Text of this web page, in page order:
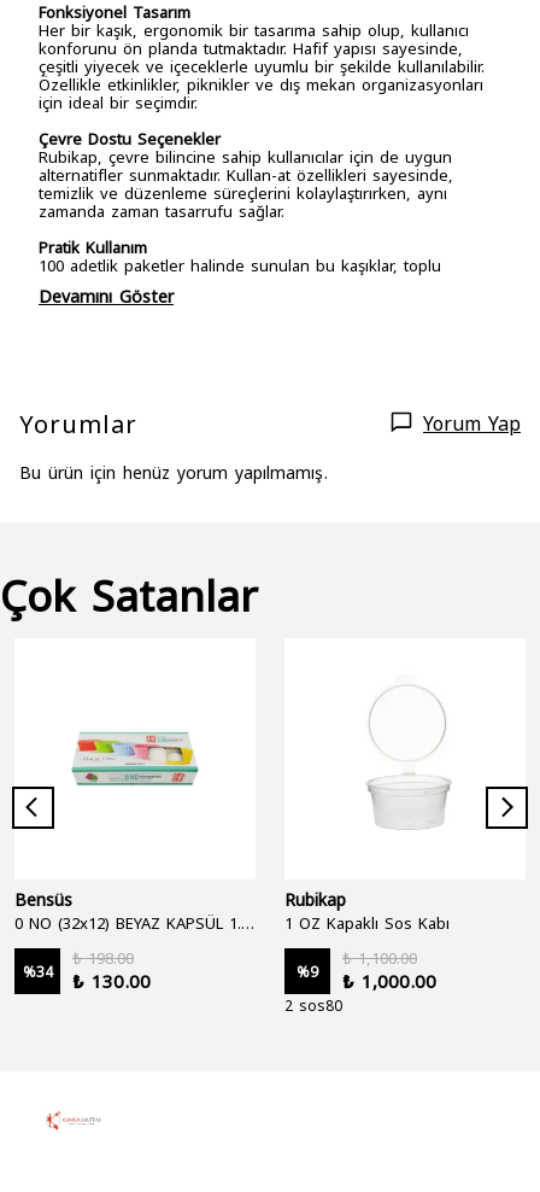
Fonksiyonel Tasarım
Her bir kaşık, ergonomik bir tasarıma sahip olup, kullanıcı
konforunu ön planda tutmaktadır. Hafif yapısı sayesinde,
çeşitli yiyecek ve içeceklerle uyumlu bir şekilde kullanılabilir.
Özellikle etkinlikler, piknikler ve dış mekan organizasyonları
için ideal bir seçimdir.
Çevre Dostu Seçenekler
Rubikap, çevre bilincine sahip kullanıcılar için de uygun
alternatifler sunmaktadır. Kullan-at özellikleri sayesinde,
temizlik ve düzenleme süreçlerini kolaylaştırırken, aynı
zamanda zaman tasarrufu sağlar.
Pratik Kullanım
100 adetlik paketler halinde sunulan bu kaşıklar, toplu
Devamını Göster
Yorumlar Yorum Yap
Bu ürün için henüz yorum yapılmamış.
Çok Satanlar
Bensüs
%34
₺ 198.00
₺ 130.00
Rubikap
1 OZ Kapaklı Sos Kabı
%9
₺ 1,100.00
₺ 1,000.00
2 sos80